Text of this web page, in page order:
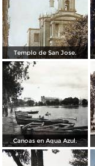
Templo de San Jose.
Canoas en Agua Azul.